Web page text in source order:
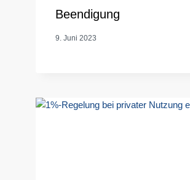
Beendigung
9. Juni 2023